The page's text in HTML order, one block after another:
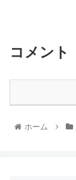
コメント
ホーム